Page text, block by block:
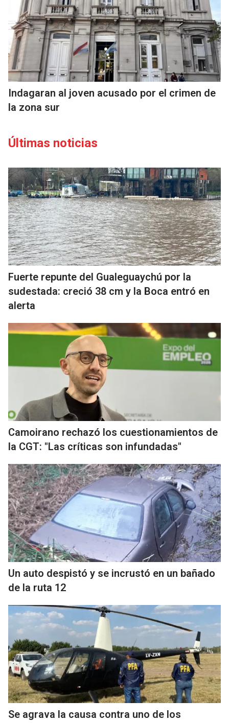
Indagaran al joven acusado por el crimen de
la zona sur
Últimas noticias
Fuerte repunte del Gualeguaychú por la
sudestada: creció 38 cm y la Boca entró en
alerta
Camoirano rechazó los cuestionamientos de
la CGT: "Las críticas son infundadas"
Un auto despistó y se incrustó en un bañado
de la ruta 12
Se agrava la causa contra uno de los